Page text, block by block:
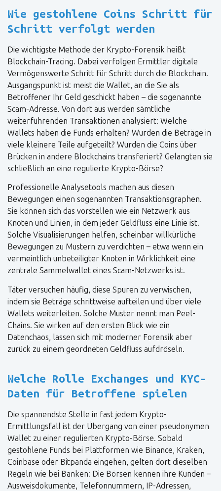
Wie gestohlene Coins Schritt für
Schritt verfolgt werden
Die wichtigste Methode der Krypto-Forensik heißt
Blockchain-Tracing. Dabei verfolgen Ermittler digitale
Vermögenswerte Schritt für Schritt durch die Blockchain.
Ausgangspunkt ist meist die Wallet, an die Sie als
Betroffener Ihr Geld geschickt haben – die sogenannte
Scam-Adresse. Von dort aus werden sämtliche
weiterführenden Transaktionen analysiert: Welche
Wallets haben die Funds erhalten? Wurden die Beträge in
viele kleinere Teile aufgeteilt? Wurden die Coins über
Brücken in andere Blockchains transferiert? Gelangten sie
schließlich an eine regulierte Krypto-Börse?
Professionelle Analysetools machen aus diesen
Bewegungen einen sogenannten Transaktionsgraphen.
Sie können sich das vorstellen wie ein Netzwerk aus
Knoten und Linien, in dem jeder Geldfluss eine Linie ist.
Solche Visualisierungen helfen, scheinbar willkürliche
Bewegungen zu Mustern zu verdichten – etwa wenn ein
vermeintlich unbeteiligter Knoten in Wirklichkeit eine
zentrale Sammelwallet eines Scam-Netzwerks ist.
Täter versuchen häufig, diese Spuren zu verwischen,
indem sie Beträge schrittweise aufteilen und über viele
Wallets weiterleiten. Solche Muster nennt man Peel-
Chains. Sie wirken auf den ersten Blick wie ein
Datenchaos, lassen sich mit moderner Forensik aber
zurück zu einem geordneten Geldfluss aufdröseln.
Welche Rolle Exchanges und KYC-
Daten für Betroffene spielen
Die spannendste Stelle in fast jedem Krypto-
Ermittlungsfall ist der Übergang von einer pseudonymen
Wallet zu einer regulierten Krypto-Börse. Sobald
gestohlene Funds bei Plattformen wie Binance, Kraken,
Coinbase oder Bitpanda eingehen, gelten dort dieselben
Regeln wie bei Banken: Die Börsen kennen ihre Kunden –
Ausweisdokumente, Telefonnummern, IP-Adressen,